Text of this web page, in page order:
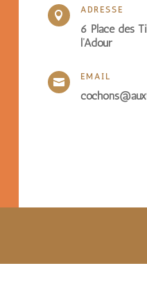
 ADRESSE
6 Place des
l’Adour
 EMAIL